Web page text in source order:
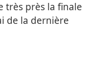
très près la finale
de la dernière